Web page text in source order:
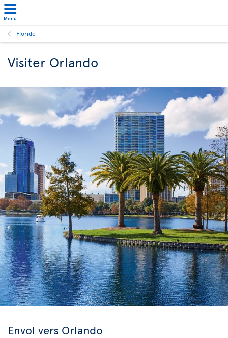
Menu
Floride
Visiter Orlando
Envol vers Orlando